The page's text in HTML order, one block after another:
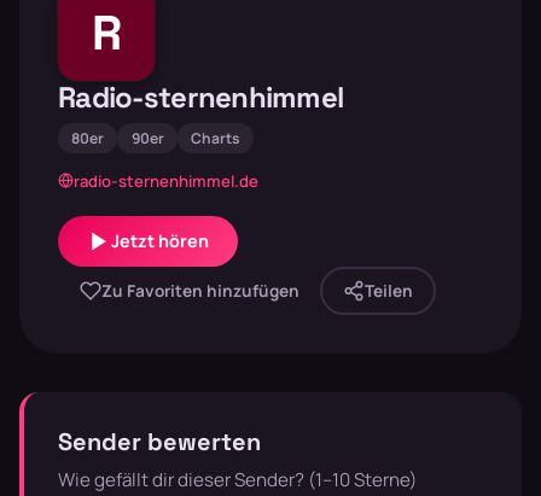
R
Radio-sternenhimmel
80er 90er Charts
radio-sternenhimmel.de
Jetzt hören
Zu Favoriten hinzufügen Teilen
Sender bewerten
Wie gefällt dir dieser Sender? (1–10 Sterne)